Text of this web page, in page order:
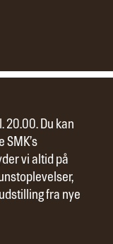
20.00. Du kan
SMK’s
vi altid på
fra nye